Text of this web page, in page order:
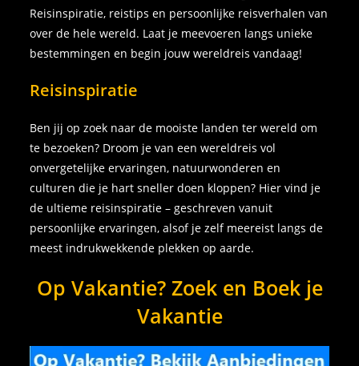
Reisinspiratie, reistips en persoonlijke reisverhalen van
over de hele wereld. Laat je meevoeren langs unieke
bestemmingen en begin jouw wereldreis vandaag!
Reisinspiratie
Ben jij op zoek naar de mooiste landen ter wereld om
te bezoeken? Droom je van een wereldreis vol
onvergetelijke ervaringen, natuurwonderen en
culturen die je hart sneller doen kloppen? Hier vind je
de ultieme reisinspiratie – geschreven vanuit
persoonlijke ervaringen, alsof je zelf meereist langs de
meest indrukwekkende plekken op aarde.
Op Vakantie? Zoek en Boek je
Vakantie